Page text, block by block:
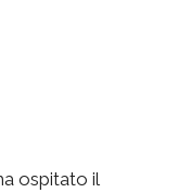
ospitato il